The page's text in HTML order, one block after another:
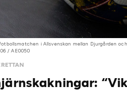
i Allsvenskan mellan Djurgården
/ AE0050